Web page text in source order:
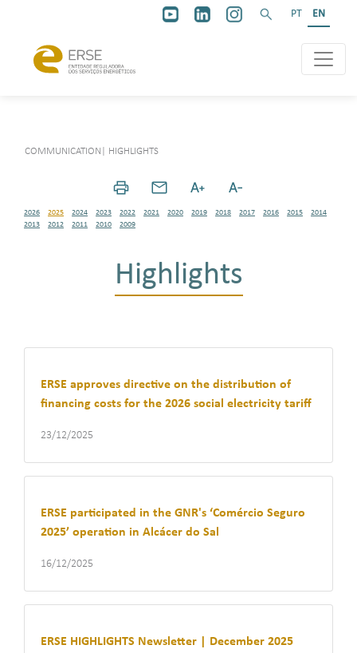
PT EN
COMMUNICATION HIGHLIGHTS
2026 2025 2024 2023 2022 2021 2020 2019 2018 2017 2016 2015
2014
2013
2012 2011 2010 2009
Highlights
ERSE approves directive on the distribution of
financing costs for the 2026 social electricity tariff
23/12/2025
ERSE participated in the GNR's ‘Comércio Seguro
2025’ operation in Alcácer do Sal
16/12/2025
ERSE HIGHLIGHTS Newsletter | December 2025